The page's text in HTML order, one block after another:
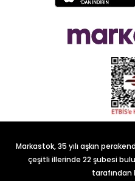
Markastok, 35 yılı aşkın
çeşitli illerinde 22 şubesi
tarafından